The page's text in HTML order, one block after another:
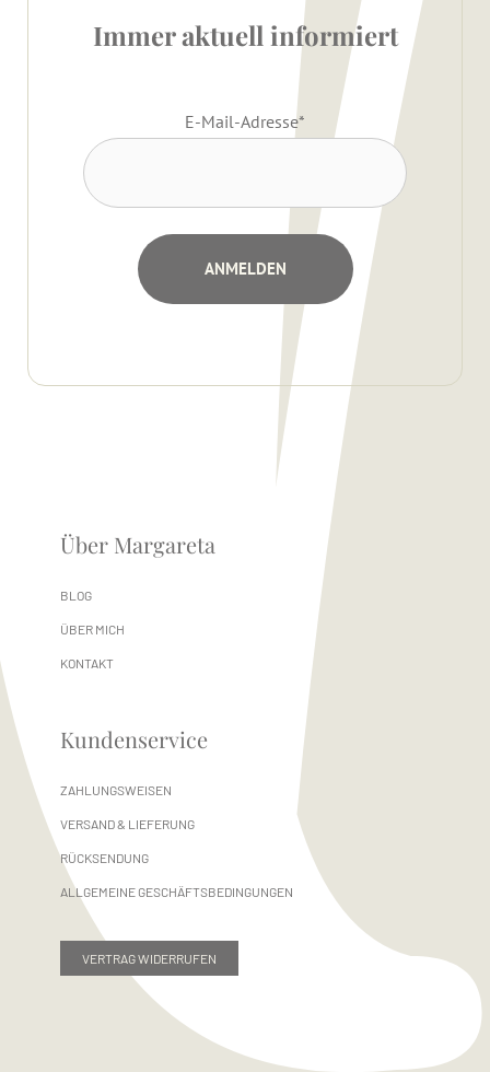
Immer aktuell informiert
E-Mail-Adresse*
Über Margareta
BLOG
ÜBER MICH
KONTAKT
Kundenservice
ZAHLUNGSWEISEN
VERSAND & LIEFERUNG
RÜCKSENDUNG
ALLGEMEINE GESCHÄFTSBEDINGUNGEN
VERTRAG WIDERRUFEN